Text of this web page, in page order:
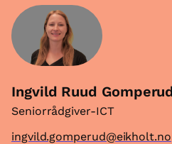
Ingvild Ruud
Seniorrådgiver-ICT
ingvild.gomperud@eikholt.no